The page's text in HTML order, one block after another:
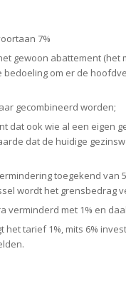
7%
gewoon abattement (het
om er de
gecombineerd worden;
dat ook wie al een eigen
dat de huidige
toegekend van
wordt het grensbedrag
met 1% en
tarief 1%, mits 6%